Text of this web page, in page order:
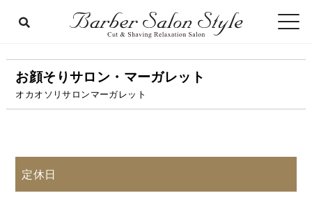
お顔そりサロン・マーガレット
オカオソリサロンマーガレット
定休日